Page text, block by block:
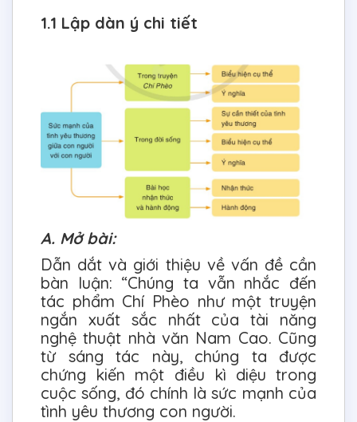
1.1 Lập dàn ý chi tiết
A. Mở bài:
Dẫn dắt và giới thiệu về vấn đề cần
bàn luận: “Chúng ta vẫn nhắc đến
tác phẩm Chí Phèo như một truyện
ngắn xuất sắc nhất của tài năng
nghệ thuật nhà văn Nam Cao. Cũng
từ sáng tác này, chúng ta được
chứng kiến một điều kì diệu trong
cuộc sống, đó chính là sức mạnh của
tình yêu thương con người.